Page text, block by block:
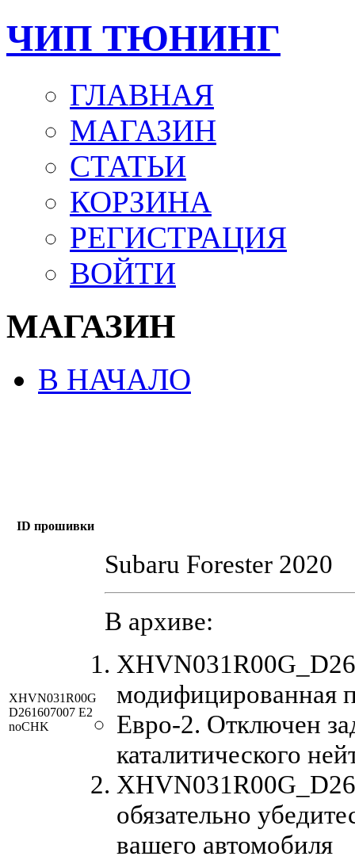
ЧИП ТЮНИНГ
ГЛАВНАЯ
МАГАЗИН
СТАТЬИ
КОРЗИНА
РЕГИСТРАЦИЯ
ВОЙТИ
МАГАЗИН
В НАЧАЛО
ID прошивки
XHVN031R00G
D261607007 E2
noCHK
Subaru Forester 2020
В архиве:
модифицированная
Евро-2. Отключен
каталитического
обязательно
вашего автомобиля